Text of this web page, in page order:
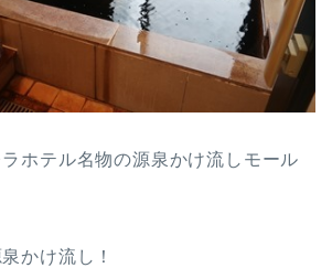
ホテル名物の源泉かけ流しモール
かけ流し！